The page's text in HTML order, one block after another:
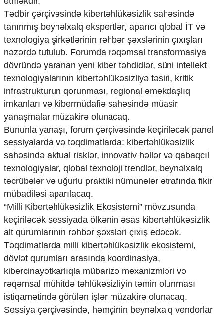
Səhiyyə
Ailə və uşaq
Turizm
İqtisadiyyat
İqtisadi xəbərlər
Energetika
Neft-qaz
Əmək və sosial siyasət
Kənd təsərrüfatı
Hərbi sənaye
Telekommunikasiya və nəqliyyat
COP29
Cəmiyyət
Crossmedia.az - 1 yaş
Siyasət
Məhkəmə və hüquq
Ekologiya
Zəfər - 5
Gənclər və İdman
Media və QHT
Hadisə
Sağlamlıq
Sosium
Mənəvi dəyərlər
Texnologiya
Mətbuat-150
Tədbir çərçivəsində kibertəhlükəsizlik sahəsində
tanınmış beynəlxalq ekspertlər, aparıcı qlobal İT və
texnologiya şirkətlərinin rəhbər şəxslərinin çıxışları
nəzərdə tutulub. Forumda rəqəmsal transformasiya
dövründə yaranan yeni kiber təhdidlər, süni intellekt
texnologiyalarının kibertəhlükəsizliyə təsiri, kritik
infrastrukturun qorunması, regional əməkdaşlıq
imkanları və kibermüdafiə sahəsində müasir
yanaşmalar müzakirə olunacaq.
Bununla yanaşı, forum çərçivəsində keçiriləcək panel
sessiyalarda və təqdimatlarda: kibertəhlükəsizlik
sahəsində aktual risklər, innovativ həllər və qabaqcıl
texnologiyalar, qlobal texnoloji trendlər, beynəlxalq
təcrübələr və uğurlu praktiki nümunələr ətrafında fikir
mübadiləsi aparılacaq.
“Milli Kibertəhlükəsizlik Ekosistemi” mövzusunda
keçiriləcək sessiyada ölkənin əsas kibertəhlükəsizlik
alt qurumlarının rəhbər şəxsləri çıxış edəcək.
Təqdimatlarda milli kibertəhlükəsizlik ekosistemi,
dövlət qurumları arasında koordinasiya,
kibercinayətkarlıqla mübarizə mexanizmləri və
rəqəmsal mühitdə təhlükəsizliyin təmin olunması
istiqamətində görülən işlər müzakirə olunacaq.
Sessiya çərçivəsində, həmçinin beynəlxalq vendorlar